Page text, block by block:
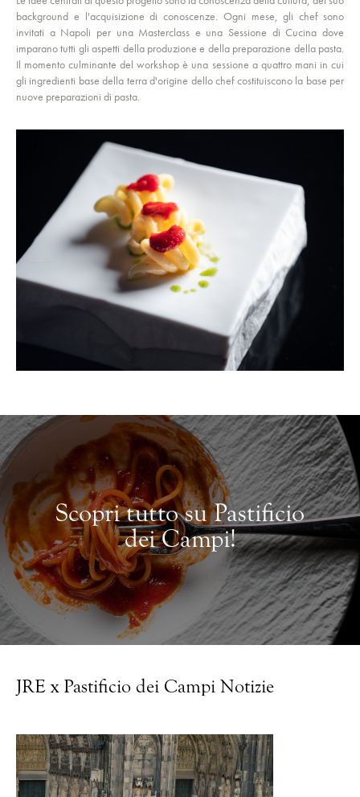
background e l'acquisizione di conoscenze. Ogni mese, gli chef sono
invitati a Napoli per una Masterclass e una Sessione di Cucina dove
imparano tutti gli aspetti della produzione e della preparazione della pasta.
Il momento culminante del workshop è una sessione a quattro mani in cui
gli ingredienti base della terra d'origine dello chef costituiscono la base per
nuove preparazioni di pasta.
Scopri tutto su Pastificio
dei Campi!
JRE x Pastificio dei Campi Notizie